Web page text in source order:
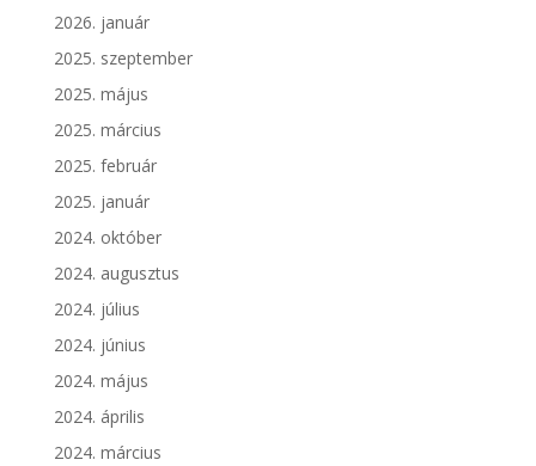
2026. január
2025. szeptember
2025. május
2025. március
2025. február
2025. január
2024. október
2024. augusztus
2024. július
2024. június
2024. május
2024. április
2024. március